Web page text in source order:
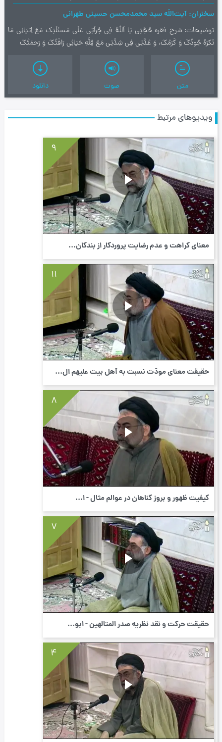
سخنران آیت‌اللَه سید محمدمحسن حسینی طهرانی
توضیحات شرح فقره حُجَّتِی یَا اَللهُ فِی جُراَتِی عَلَی مَسئَلَتِک مَعَ اِتیَانِی مَا
تَکرَهُ جُودُکَ وَ کَرَمُکَ، وَ عُدَّتِی فِی شِدَّتِی مَعَ قِلَّهِ حَیَائِی رَافَتُکَ وَ رَحمَتُکَ
متن صوت دانلود
ویدیوهای مرتبط
9
معنای کراهت و عدم رضایت پروردگار از بندگان...
11
حقیقت معنای مودّت نسبت به أهل بیت علیهم ال...
8
كیفیت ظهور و بروز گناهان در عوالم مثال - ا...
7
حقیقت حرکت و نقد نظریه صدر المتالهین - ابو...
4